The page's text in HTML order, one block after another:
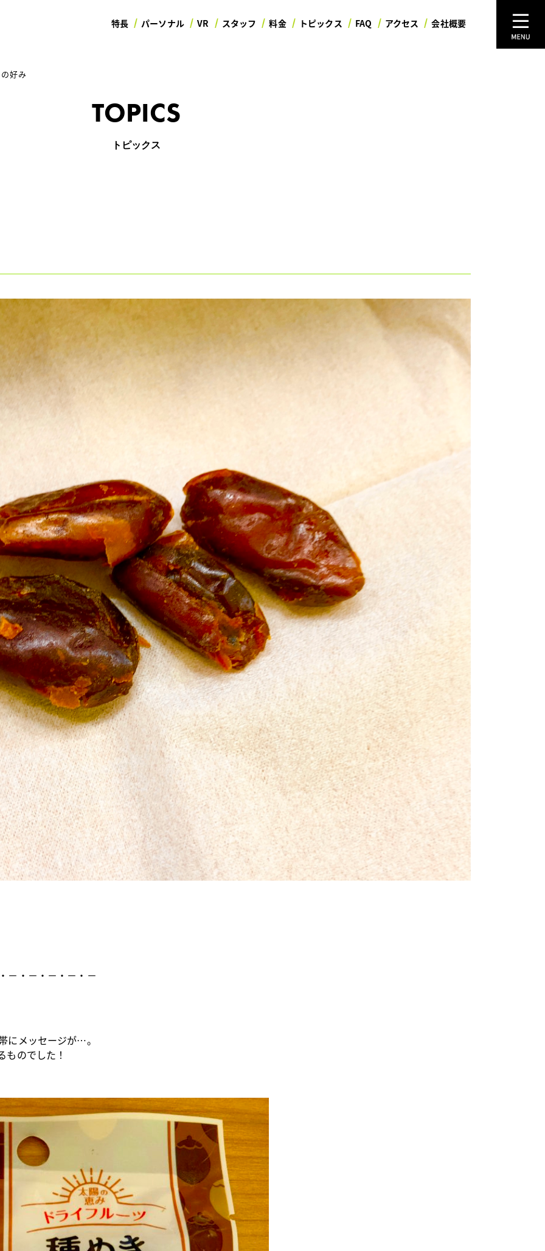
特長 パーソナル VR スタッフ 料金 トピックス FAQ アクセス 会社概要
好み
TOPICS
トピックス
－・－・－・－・－
にメッセージが…。
のでした！